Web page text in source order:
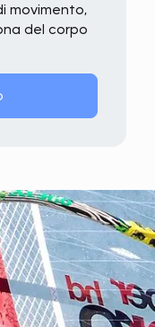
movimento,
del corpo